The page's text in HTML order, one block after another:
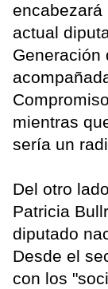
encabezará
actual
Generación
mientras
sería un
Del otro
Patricia
diputado
Desde el
con los